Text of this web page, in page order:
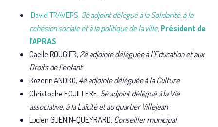
David TRAVERS, 3è adjoint délégué à la Solidarité, à la
cohésion sociale et à la politique de la ville,Président de
l’APRAS
Gaëlle ROUGIER,2è adjointe déléguée à l’Education et aux
Droits de l’enfant
Rozenn ANDRO, 4è adjointe déléguée à la Culture
Christophe FOUILLERE, 5è adjoint délégué à la Vie
associative, à la Laïcité et au quartier Villejean
Lucien GUENIN-QUEYRARD, Conseiller municipal